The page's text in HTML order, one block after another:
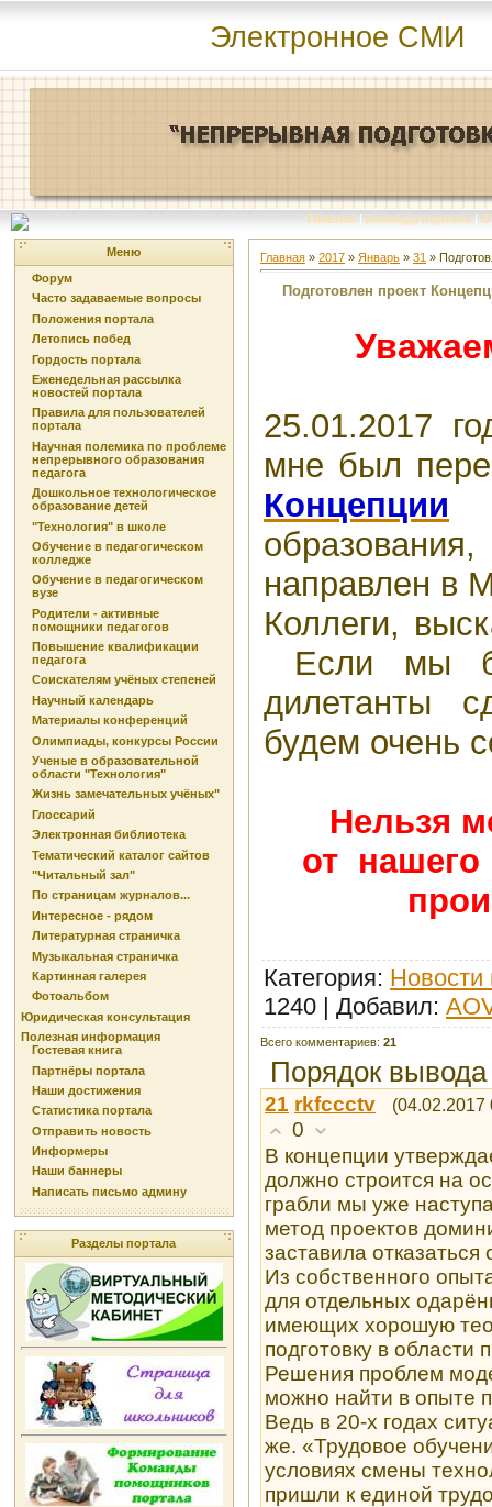
Электронное СМИ
Главная | Команда портала | О
Меню
Форум
Часто задаваемые вопросы
Положения портала
Летопись побед
Гордость портала
Еженедельная рассылка
новостей портала
Правила для пользователей
портала
Научная полемика по проблеме
непрерывного образования
педагога
Дошкольное технологическое
образование детей
"Технология" в школе
Обучение в педагогическом
колледже
Обучение в педагогическом
вузе
Родители - активные
помощники педагогов
Повышение квалификации
педагога
Соискателям учёных степеней
Научный календарь
Материалы конференций
Олимпиады, конкурсы России
Ученые в образовательной
области "Технология"
Жизнь замечательных учёных"
Глоссарий
Электронная библиотека
Тематический каталог сайтов
"Читальный зал"
По страницам журналов...
Интересное - рядом
Литературная страничка
Музыкальная страничка
Картинная галерея
Фотоальбом
Юридическая консультация
Полезная информация
Гостевая книга
Партнёры портала
Наши достижения
Статистика портала
Отправить новость
Информеры
Наши баннеры
Написать письмо админу
Разделы портала
Главная » 2017 » Январь » 31 »
Подготовлен проект
25.01.2017
мне был
Концепции
направлен в
Коллеги,
Если мы
дилетанты
будем очень
Нельзя
от
Категория: Новости
1240 | Добавил:
Всего комментариев: 21
Порядок
21 rkfccctv (04.02.2017
0
В концепции
должно строится на
грабли мы уже
метод проектов
заставила отказаться
Из собственного
для отдельных
имеющих хорошую
подготовку в области
Решения проблем
можно найти в опыте
Ведь в 20-х годах
же. «Трудовое
условиях смены
пришли к единой